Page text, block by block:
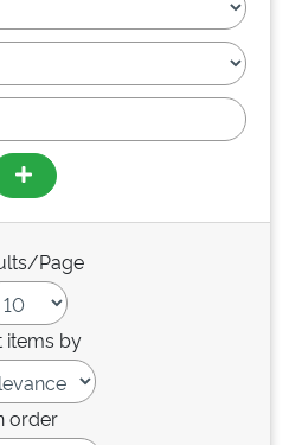
Page
items by
order